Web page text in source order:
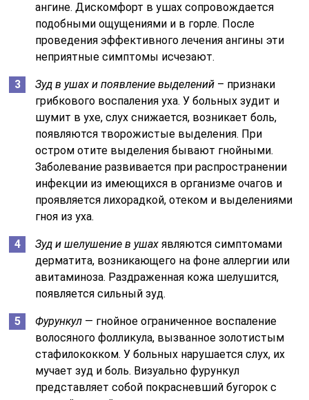
ангине. Дискомфорт в ушах сопровождается
подобными ощущениями и в горле. После
проведения эффективного лечения ангины эти
неприятные симптомы исчезают.
Зуд в ушах и появление выделений – признаки
грибкового воспаления уха. У больных зудит и
шумит в ухе, слух снижается, возникает боль,
появляются творожистые выделения. При
остром отите выделения бывают гнойными.
Заболевание развивается при распространении
инфекции из имеющихся в организме очагов и
проявляется лихорадкой, отеком и выделениями
гноя из уха.
Зуд и шелушение в ушах являются симптомами
дерматита, возникающего на фоне аллергии или
авитаминоза. Раздраженная кожа шелушится,
появляется сильный зуд.
Фурункул — гнойное ограниченное воспаление
волосяного фолликула, вызванное золотистым
стафилококком. У больных нарушается слух, их
мучает зуд и боль. Визуально фурункул
представляет собой покрасневший бугорок с